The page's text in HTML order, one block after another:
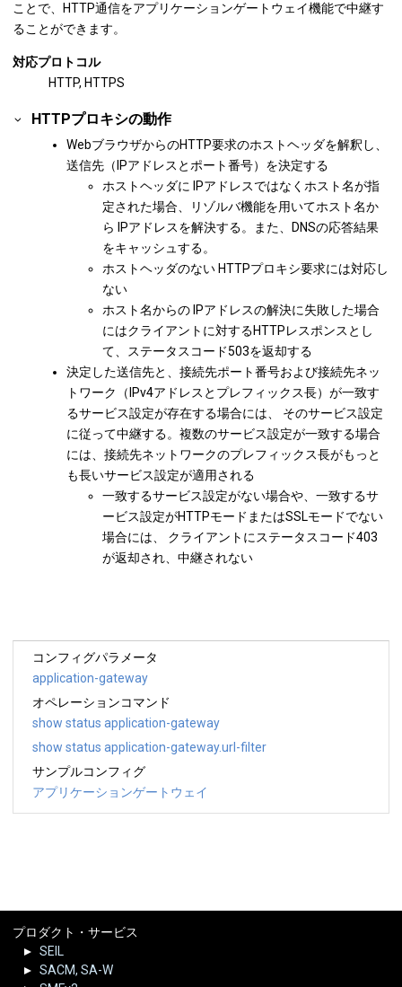
ことで、HTTP通信をアプリケーションゲートウェイ機能で中継す
ることができます。
対応プロトコル
HTTP, HTTPS
HTTPプロキシの動作
WebブラウザからのHTTP要求のホストヘッダを解釈し、
送信先（IPアドレスとポート番号）を決定する
ホストヘッダに IPアドレスではなくホスト名が指
定された場合、リゾルバ機能を用いてホスト名か
ら IPアドレスを解決する。また、DNSの応答結果
をキャッシュする。
ホストヘッダのない HTTPプロキシ要求には対応し
ない
ホスト名からの IPアドレスの解決に失敗した場合
にはクライアントに対するHTTPレスポンスとし
て、ステータスコード503を返却する
決定した送信先と、接続先ポート番号および接続先ネッ
トワーク（IPv4アドレスとプレフィックス長）が一致す
るサービス設定が存在する場合には、 そのサービス設定
に従って中継する。複数のサービス設定が一致する場合
には、接続先ネットワークのプレフィックス長がもっと
も長いサービス設定が適用される
一致するサービス設定がない場合や、一致するサ
ービス設定がHTTPモードまたはSSLモードでない
場合には、 クライアントにステータスコード403
が返却され、中継されない
コンフィグパラメータ
application-gateway
オペレーションコマンド
show status application-gateway
show status application-gateway.url-filter
サンプルコンフィグ
アプリケーションゲートウェイ
プロダクト・サービス
SEIL
SACM, SA-W